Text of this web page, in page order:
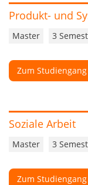
Produkt- und
Master 3
Zum Studiengang
Soziale Arbeit
Master 3
Zum Studiengang